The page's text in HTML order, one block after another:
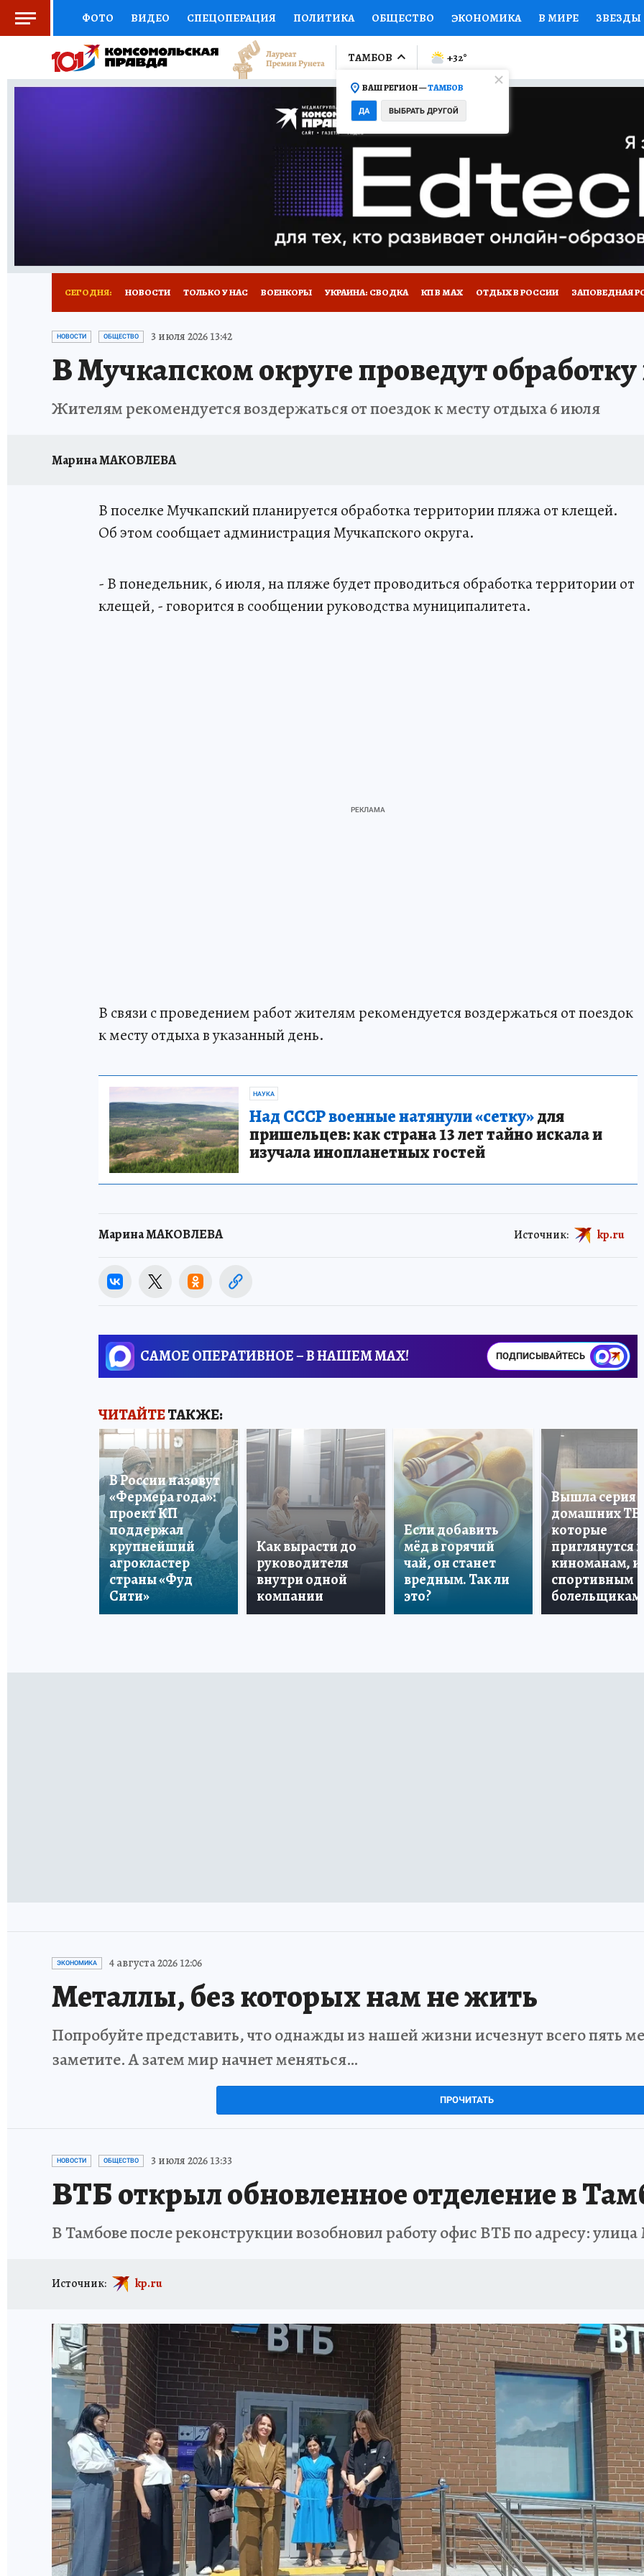
ФОТО ВИДЕО СПЕЦОПЕРАЦИЯ ПОЛИТИКА ОБЩЕСТВО ЭКОНОМИКА В МИРЕ ЗВЕЗДЫ
СОЦПОДДЕРЖКА НАУКА СПОРТ КОЛУМНИСТЫ ПРОИСШЕСТВИЯ НАЦИОНАЛЬНЫЕ
ВЫБОР ЭКСПЕРТОВ ДОКТОР ФИНАНСЫ ОТКРЫВАЕМ МИР Я ЗНАЮ СЕМЬЯ ЖЕНСКИЕ
ПРОГНОЗЫ НА СПОРТ ПРОМОКОДЫ СЕРИАЛЫ
ТЕЛЕВИЗОР КОЛЛЕКЦИИ КОНКУРСЫ
НОВОЕ НА САЙТЕ РЕКЛАМА
ТАМБОВ
ВАШ РЕГИОН —ТАМБОВ
ДА ВЫБРАТЬ ДРУГОЙ
+32°
СЕГОДНЯ: НОВОСТИ ТОЛЬКО У НАС ВОЕНКОРЫ УКРАИНА: СВОДКА КП В МАХ ОТДЫХ В РОССИИ ЗАПОВЕДНАЯ
ИСПЫТАНО НА СЕБЕ
НОВОСТИ ОБЩЕСТВО 3 июля 2026 13:42
В Мучкапском округе проведут
Жителям рекомендуется воздержаться от поездок к месту отдыха 6 июля
Марина МАКОВЛЕВА
В поселке Мучкапский планируется обработка территории пляжа от клещей.
Об этом сообщает администрация Мучкапского округа.
- В понедельник, 6 июля, на пляже будет проводиться обработка территории от
клещей, - говорится в сообщении руководства муниципалитета.
В связи с проведением работ жителям рекомендуется воздержаться от поездок
к месту отдыха в указанный день.
НАУКА
Над СССР военные натянули «сетку»для
пришельцев: как страна 13 лет тайно искала и
изучала инопланетных гостей
Марина МАКОВЛЕВА Источник: kp.ru
САМОЕ ОПЕРАТИВНОЕ – В НАШЕМ MAX! ПОДПИСЫВАЙТЕСЬ
ЧИТАЙТЕТАКЖЕ:
В России назовут
«Фермера года»:
проект КП
поддержал
крупнейший
агрокластер
страны «Фуд
Сити»
Как вырасти до
руководителя
внутри одной
компании
Если добавить
мёд в горячий
чай, он станет
вредным. Так ли
это?
Вышла серия
домашних ТВ,
которые
приглянутся и
киноманам, и
спортивным
болельщикам
ЭКОНОМИКА 4 августа 2026 12:06
Металлы, без которых нам не жить
Попробуйте представить, что однажды из нашей жизни исчезнут всего пять
заметите. А затем мир начнет меняться…
ПРОЧИТАТЬ
НОВОСТИ ОБЩЕСТВО 3 июля 2026 13:33
ВТБ открыл обновленное отделение в
В Тамбове после реконструкции возобновил работу офис ВТБ по адресу:
Источник: kp.ru